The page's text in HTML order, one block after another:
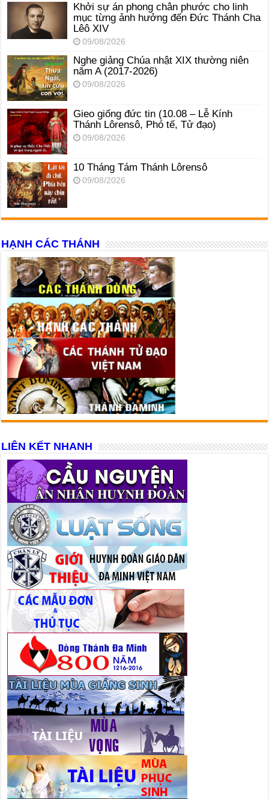
Khởi sự án phong chân phước cho linh
mục từng ảnh hưởng đến Đức Thánh Cha
Lêô XIV
09/08/2026
Nghe giảng Chúa nhật XIX thường niên
năm A (2017-2026)
09/08/2026
Gieo giống đức tin (10.08 – Lễ Kính
Thánh Lôrensô, Phó tế, Tử đạo)
09/08/2026
10 Tháng Tám Thánh Lôrensô
09/08/2026
HẠNH CÁC THÁNH
LIÊN KẾT NHANH